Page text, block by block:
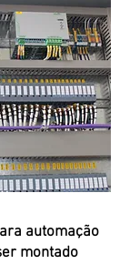
automação
montado